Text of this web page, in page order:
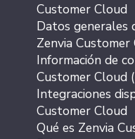
Customer Cloud
Datos generales
Zenvia Customer
Información de
Customer Cloud
Integraciones
Customer Cloud
Qué es Zenvia